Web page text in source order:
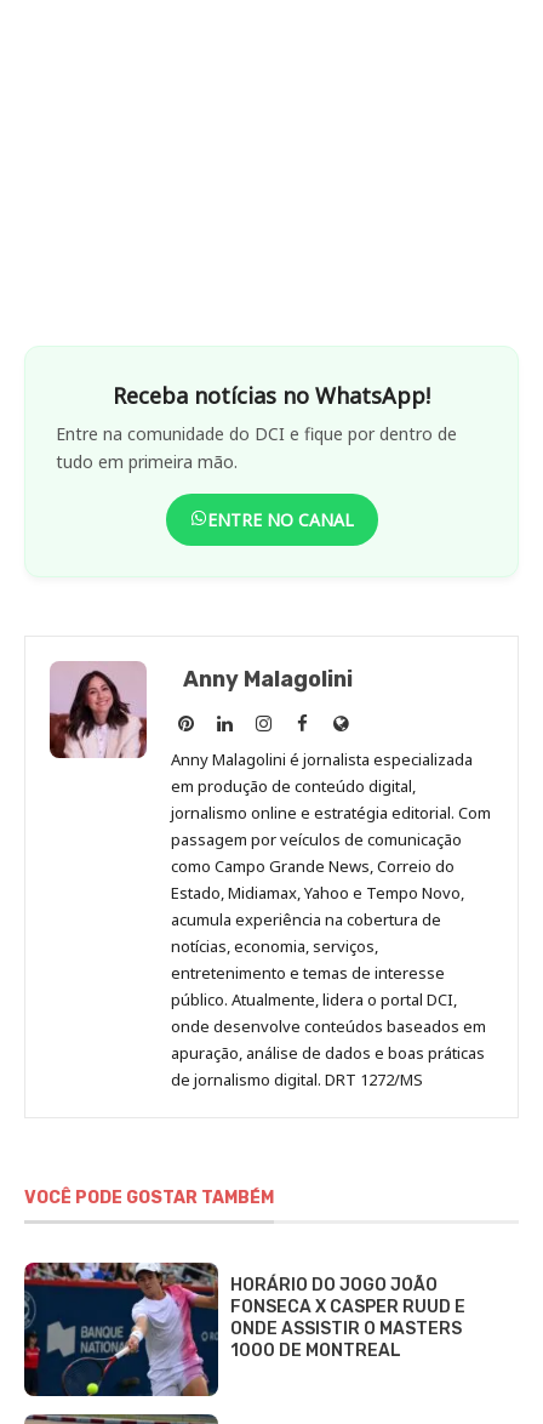
Receba notícias no WhatsApp!
Entre na comunidade do DCI e fique por dentro de
tudo em primeira mão.
ENTRE NO CANAL
Anny Malagolini
Anny
Malagolini
no
Pinterest
Anny
Malagolini
no
LinkedIn
Anny
Malagolini
no
Instagram
Anny
Malagolini
no
Facebook
Site
de
Anny
Malagolini
Anny Malagolini é jornalista especializada
em produção de conteúdo digital,
jornalismo online e estratégia editorial. Com
passagem por veículos de comunicação
como Campo Grande News, Correio do
Estado, Midiamax, Yahoo e Tempo Novo,
acumula experiência na cobertura de
notícias, economia, serviços,
entretenimento e temas de interesse
público. Atualmente, lidera o portal DCI,
onde desenvolve conteúdos baseados em
apuração, análise de dados e boas práticas
de jornalismo digital. DRT 1272/MS
VOCÊ PODE GOSTAR TAMBÉM
HORÁRIO DO JOGO JOÃO
FONSECA X CASPER RUUD E
ONDE ASSISTIR O MASTERS
1000 DE MONTREAL